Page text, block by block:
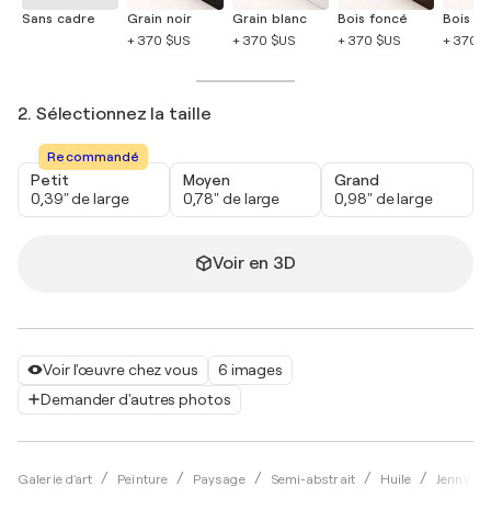
Voir l'œuvre chez vous
6 images
Demander d'autres photos
Galerie d'art Peinture Paysage Semi-abstrait Huile Jenny
Sans cadre
Grain noir
+ 370 $US
Grain blanc
+ 370 $US
Bois foncé
+ 370 $US
Bois
+ 370
2. Sélectionnez la taille
Recommandé
Petit
0,39" de large
Moyen
0,78" de large
Grand
0,98" de large
Voir en 3D